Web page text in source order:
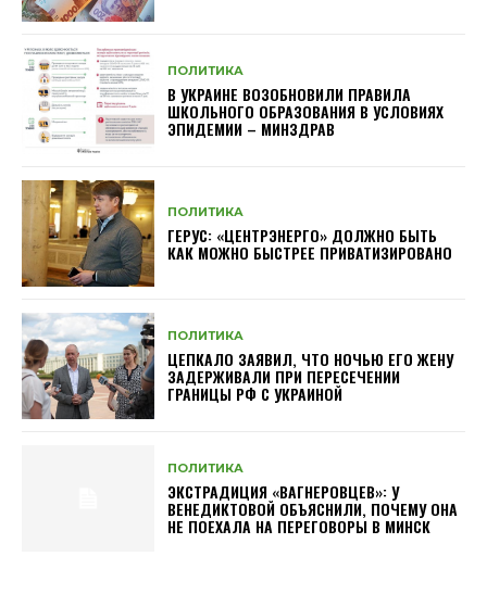
ПОЛИТИКА
В УКРАИНЕ ВОЗОБНОВИЛИ ПРАВИЛА
ШКОЛЬНОГО ОБРАЗОВАНИЯ В УСЛОВИЯХ
ЭПИДЕМИИ – МИНЗДРАВ
ПОЛИТИКА
ГЕРУС: «ЦЕНТРЭНЕРГО» ДОЛЖНО БЫТЬ
КАК МОЖНО БЫСТРЕЕ ПРИВАТИЗИРОВАНО
ПОЛИТИКА
ЦЕПКАЛО ЗАЯВИЛ, ЧТО НОЧЬЮ ЕГО ЖЕНУ
ЗАДЕРЖИВАЛИ ПРИ ПЕРЕСЕЧЕНИИ
ГРАНИЦЫ РФ С УКРАИНОЙ
ПОЛИТИКА
ЭКСТРАДИЦИЯ «ВАГНЕРОВЦЕВ»: У
ВЕНЕДИКТОВОЙ ОБЪЯСНИЛИ, ПОЧЕМУ ОНА
НЕ ПОЕХАЛА НА ПЕРЕГОВОРЫ В МИНСК